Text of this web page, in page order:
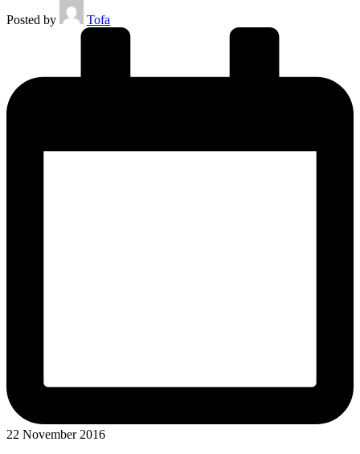
Posted by
Tofa
22 November 2016